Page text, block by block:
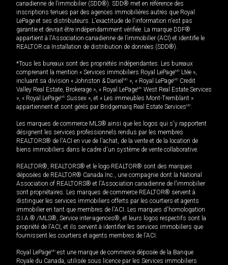
canadienne de l’immobilier (SDD®). SDD® met en référence des
inscriptions tenues par des agences immobilières autres que Royal
LePage et ses distributeurs. L'exactitude de l'information n'est pas
garantie et devrait être indépendamment vérifiée. La marque DDF®
appartient à l'Association canadienne de l’immobilier (ACI) et identifie le
REALTOR.ca Installation de distribution de données (SDD®).
*Tous les bureaux sont des propriétés indépendantes. Les bureaux
comprenant la mention « Services immobiliers Royal LePageMD Ltée »,
incluant sa division « Johnston & Daniel MD », « Royal LePageMD Credit
Valley Real Estate, Brokerage », « Royal LePageMD West Real Estate Services
», « Royal LePageMD Sussex », et « Les immeubles Mont-Tremblant »
appartiennent et sont gérés par Bridgemarq Real Estate ServicesMD.
Les marques de commerce MLS® ainsi que les logos qui s'y rapportent
désignent les services professionnels rendus par les membres
REALTORS® de l'ACI en vue de l'achat, de la vente et de la location de
biens immobiliers dans le cadre d'un système de vente collaborative.
REALTOR®, REALTORS® et le logo REALTOR® sont des marques
déposées de REALTOR® Canada Inc., une compagnie dont la National
Association of REALTORS® et l'Association canadienne de l’immobilier
sont propriétaires. Les marques de commerce REALTOR® servent à
distinguer les services immobiliers offerts par les courtiers et agents
immobilier en tant que membres de l'ACI. Les marques d'homologation
S.I.A.® /MLS®, Service inter-agences®, et leurs logos respectifs sont la
propriété de l'ACI, et ils servent à identifier les services immobiliers que
fournissent les courtiers et agents membres de l'ACI.
Royal LePageMD est une marque de commerce déposée de la Banque
Royale du Canada, utilisée sous licence par les Services immobiliers